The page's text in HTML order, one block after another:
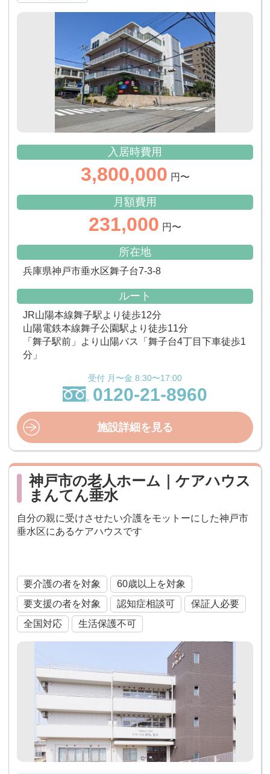
入居時費用
3,800,000 円〜
月額費用
231,000 円〜
所在地
兵庫県神戸市垂水区舞子台7-3-8
ルート
JR山陽本線舞子駅より徒歩12分
山陽電鉄本線舞子公園駅より徒歩11分
「舞子駅前」より山陽バス「舞子台4丁目下車徒歩1
分」
受付 月〜金 8:30〜17:00
0120-21-8960
施設詳細を見る
神戸市の老人ホーム｜ケアハウス
まんてん垂水
自分の親に受けさせたい介護をモットーにした神戸市
垂水区にあるケアハウスです
要介護の者を対象
60歳以上を対象
要支援の者を対象
認知症相談可
保証人必要
全国対応
生活保護不可